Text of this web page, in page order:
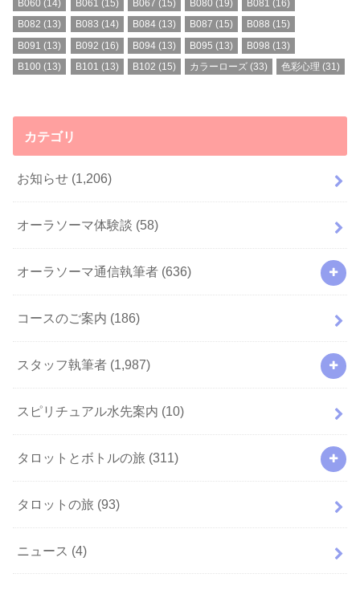
B060 (14) B061 (15) B067 (15) B080 (19) B081 (16)
B082 (13) B083 (14) B084(13) B087 (15) B088 (15)
B091 (13) B092 (16) B094(13) B095 (13) B098 (13)
B100 (13) B101 (13) B102 (15) カラーローズ (33) 色彩心理 (31)
カテゴリ
お知らせ (1,206)
オーラソーマ体験談 (58)
オーラソーマ通信執筆者 (636)
コースのご案内 (186)
スタッフ執筆者 (1,987)
スピリチュアル水先案内 (10)
タロットとボトルの旅 (311)
タロットの旅 (93)
ニュース (4)